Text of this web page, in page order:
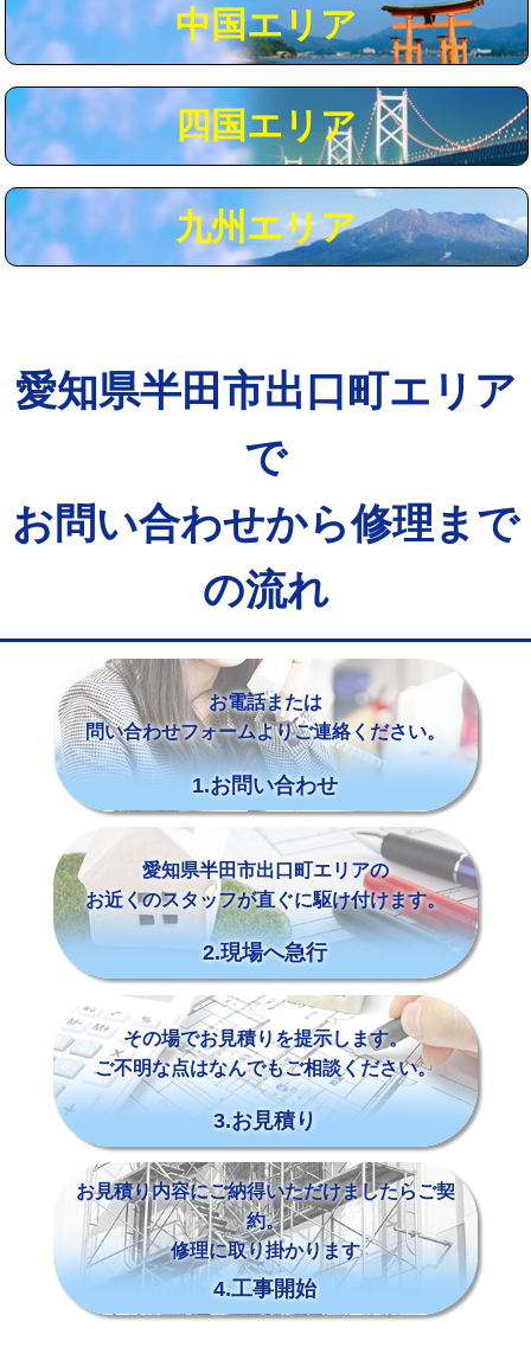
追加人工 16,500円
※給水管工事は20mmまでの価格です。
中国エリア
四国エリア
九州エリア
愛知県半田市出口町エリア
で
お問い合わせから修理まで
の流れ
お電話または
問い合わせフォームよりご連絡ください。
1.お問い合わせ
愛知県半田市出口町エリアの
お近くのスタッフが直ぐに駆け付けます。
2.現場へ急行
その場でお見積りを提示します。
ご不明な点はなんでもご相談ください。
3.お見積り
お見積り内容にご納得いただけましたらご契
約。
修理に取り掛かります
4.工事開始